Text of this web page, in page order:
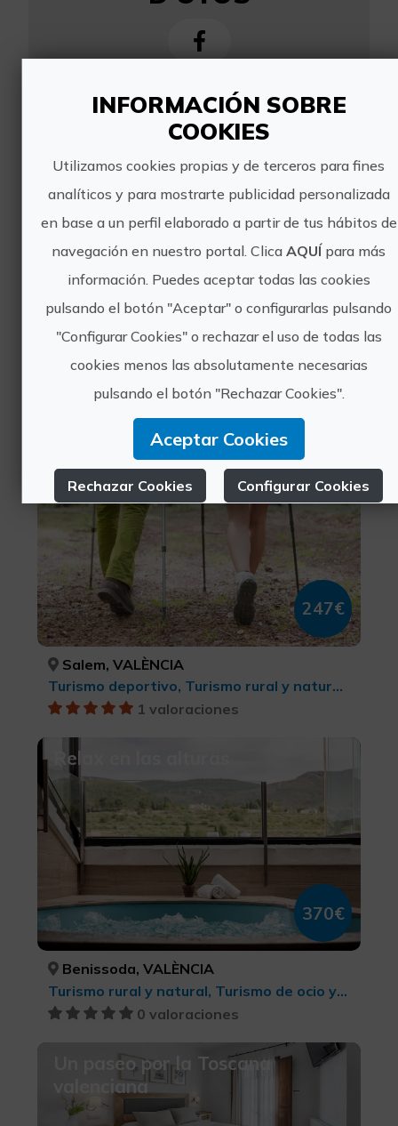
http://www.otos.es/ca/content/
dels-rellotges-de-sol
ajuntamentotos@otos.es
962 358 235
Experiencias
cercanas
Nordic walking en la Sierra del
Benicadell
247€
Salem, VALÈNCIA
Turismo deportivo, Turismo rural y natural, Senderismo, Parques Naturales, Ecoturismo
1 valoraciones
Relax en las alturas
370€
Benissoda, VALÈNCIA
Turismo rural y natural, Turismo de ocio y diversión, Belleza y salud
0 valoraciones
Un paseo por la Toscana
valenciana
INFORMACIÓN SOBRE
COOKIES
Utilizamos cookies propias y de terceros para fines
analíticos y para mostrarte publicidad personalizada
en base a un perfil elaborado a partir de tus hábitos de
navegación en nuestro portal. Clica AQUÍpara más
información. Puedes aceptar todas las cookies
pulsando el botón "Aceptar" o configurarlas pulsando
"Configurar Cookies" o rechazar el uso de todas las
cookies menos las absolutamente necesarias
pulsando el botón "Rechazar Cookies".
Aceptar Cookies
Rechazar Cookies Configurar Cookies
Más información